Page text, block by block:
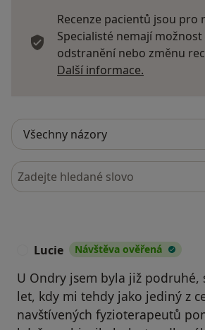
Recenze pacientů jsou pro
Specialisté nemají
odstranění nebo změnu
Další informace.
Hledejte v názorech
Lucie Návštěva ověřená
U Ondry jsem byla již podruhé,
let, kdy mi tehdy jako jediný z
navštívených fyzioterapeutů